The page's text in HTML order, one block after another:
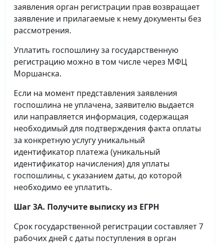
заявления орган регистрации прав возвращает
заявление и прилагаемые к нему документы без
рассмотрения.
Уплатить госпошлину за государственную
регистрацию можно в том числе через МФЦ
Моршанска.
Если на момент представления заявления
госпошлина не уплачена, заявителю выдается
или направляется информация, содержащая
необходимый для подтверждения факта оплаты
за конкретную услугу уникальный
идентификатор платежа (уникальный
идентификатор начисления) для уплаты
госпошлины, с указанием даты, до которой
необходимо ее уплатить.
Шаг 3А. Получите выписку из ЕГРН
Срок государственной регистрации составляет 7
рабочих дней с даты поступления в орган